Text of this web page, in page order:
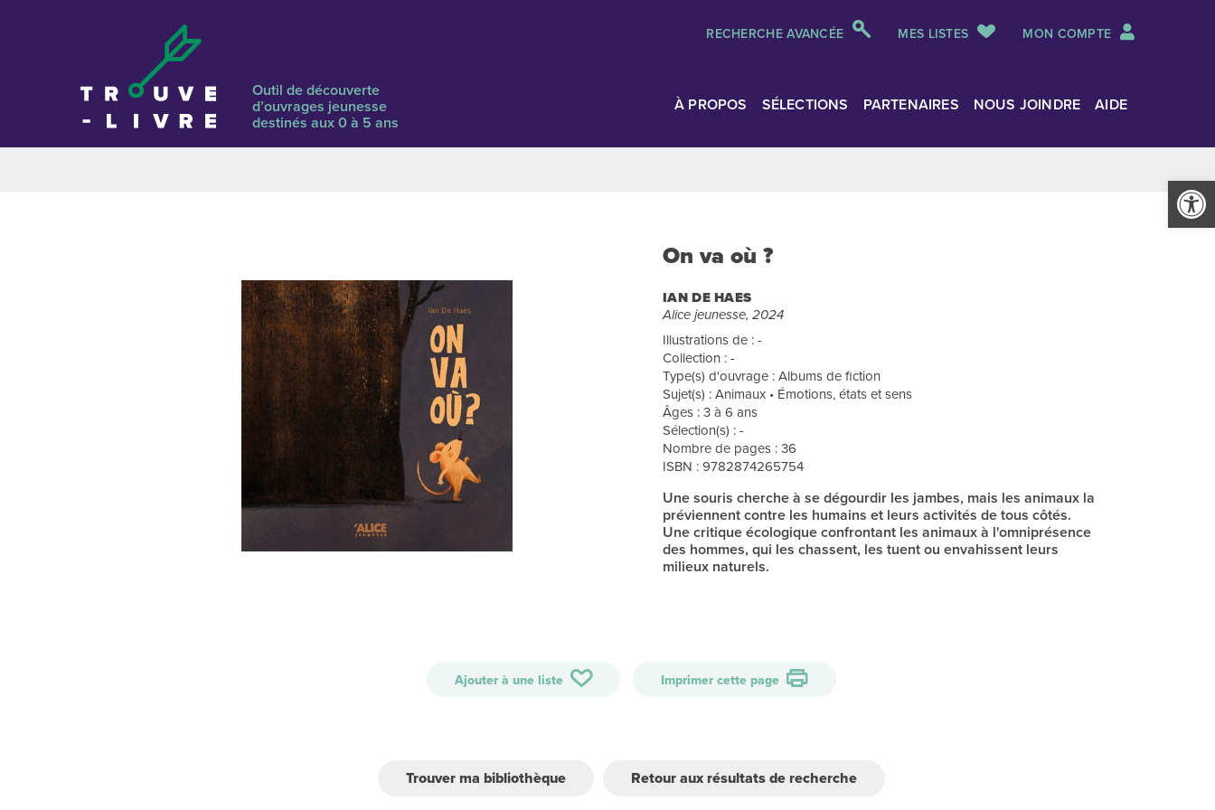
Ouvrir
RECHERCHE AVANCÉE MES LISTES MON COMPTE
Outil de découverte
d’ouvrages jeunesse
destinés aux 0 à 5 ans
À PROPOS SÉLECTIONS PARTENAIRES NOUS JOINDRE AIDE
On va où ?
IAN DE HAES
Alice jeunesse, 2024
Illustrations de : -
Collection : -
Type(s) d'ouvrage : Albums de fiction
Sujet(s) : Animaux • Émotions, états et sens
Âges : 3 à 6 ans
Sélection(s) : -
Nombre de pages : 36
ISBN : 9782874265754
Une souris cherche à se dégourdir les jambes, mais les animaux la
préviennent contre les humains et leurs activités de tous côtés.
Une critique écologique confrontant les animaux à l'omniprésence
des hommes, qui les chassent, les tuent ou envahissent leurs
milieux naturels.
Ajouter à une liste Imprimer cette page
Trouver ma bibliothèque Retour aux résultats de recherche